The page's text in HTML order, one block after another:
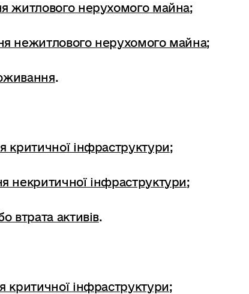
житлового нерухомого майна;
нежитлового нерухомого майна;
.
інфраструктури;
інфраструктури;
втрата активів.
інфраструктури;